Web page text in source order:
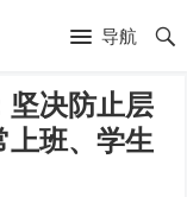
导航
坚决防止层
上班、学生